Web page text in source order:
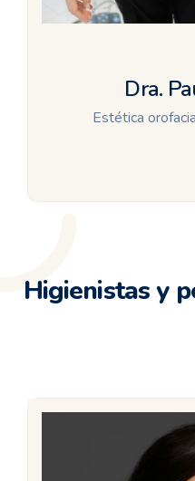
Dra.
Estética
Higienistas y